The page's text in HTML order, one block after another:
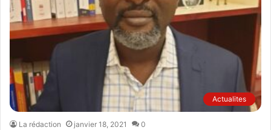
Actualites
La rédaction janvier 18, 2021 0